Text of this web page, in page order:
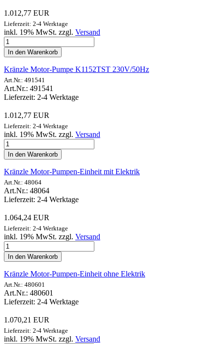
1.012,77 EUR
Lieferzeit: 2-4 Werktage
inkl. 19% MwSt. zzgl. Versand
In den Warenkorb
Kränzle Motor-Pumpe K1152TST 230V/50Hz
Art.Nr.: 491541
Art.Nr.: 491541
Lieferzeit: 2-4 Werktage
1.012,77 EUR
Lieferzeit: 2-4 Werktage
inkl. 19% MwSt. zzgl. Versand
In den Warenkorb
Kränzle Motor-Pumpen-Einheit mit Elektrik
Art.Nr.: 48064
Art.Nr.: 48064
Lieferzeit: 2-4 Werktage
1.064,24 EUR
Lieferzeit: 2-4 Werktage
inkl. 19% MwSt. zzgl. Versand
In den Warenkorb
Kränzle Motor-Pumpen-Einheit ohne Elektrik
Art.Nr.: 480601
Art.Nr.: 480601
Lieferzeit: 2-4 Werktage
1.070,21 EUR
Lieferzeit: 2-4 Werktage
inkl. 19% MwSt. zzgl. Versand